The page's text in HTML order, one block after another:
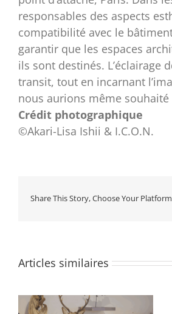
responsables des aspects
compatibilité avec le
garantir que les espaces
ils sont destinés.
transit, tout en incarnant
nous aurions même
Crédit photographique
©Akari-Lisa Ishii & I.C.O.N.
Share This Story, Choose Your
Articles similaires